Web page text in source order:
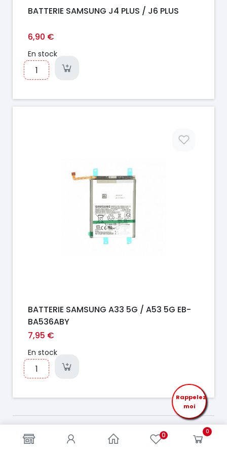
0 0
BATTERIE SAMSUNG J4 PLUS / J6 PLUS
6,90 €
En stock
BATTERIE SAMSUNG A33 5G / A53 5G EB-
BA536ABY
7,95 €
En stock
1 3
Rappelez
moi